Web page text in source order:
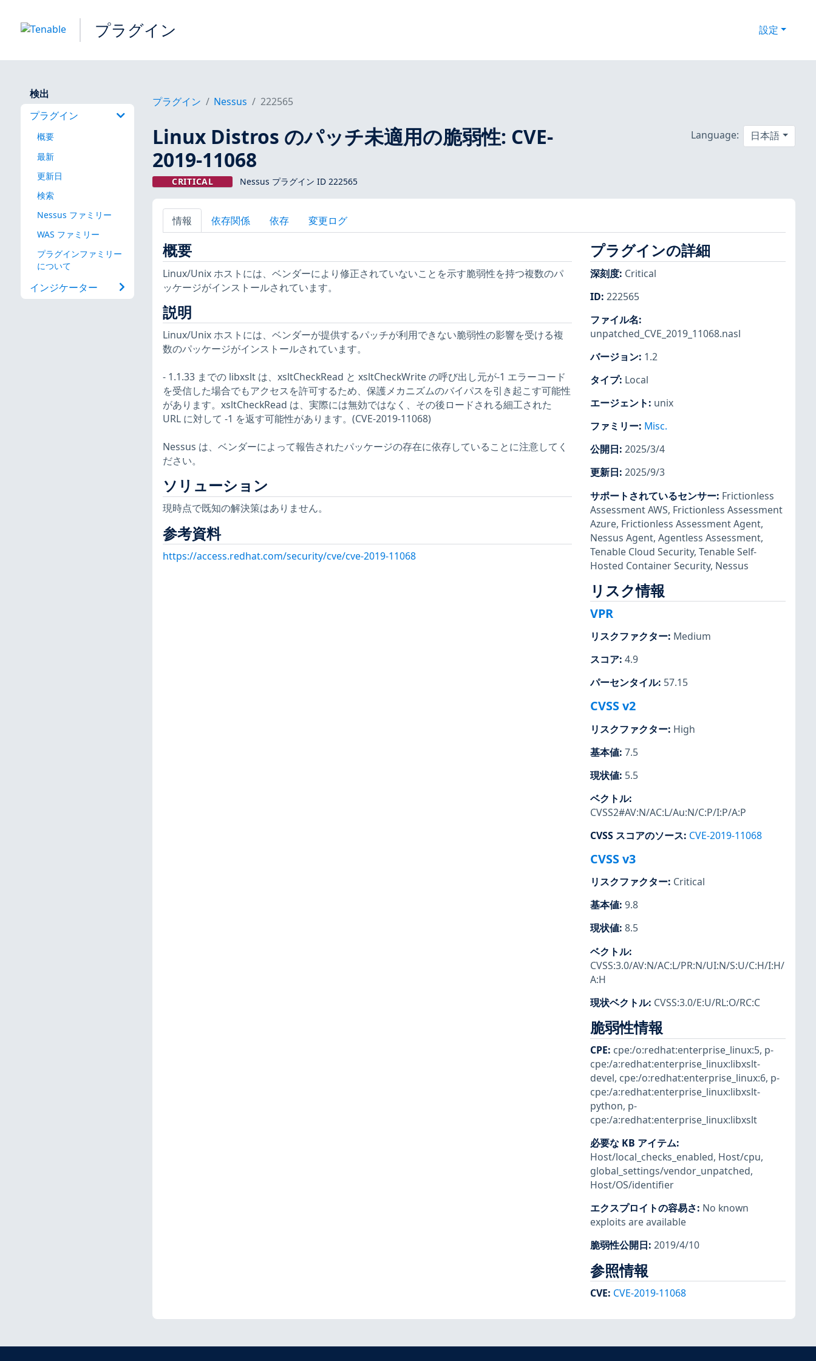
プラグイン 設定
検出
プラグイン
概要
最新
更新日
検索
Nessus ファミリー
WAS ファミリー
プラグインファミリー
について
インジケーター
プラグイン Nessus 222565
Linux Distros のパッチ未適用の脆弱性: CVE-
2019-11068
CRITICAL Nessus プラグイン ID 222565
Language: 日本語
情報 依存関係 依存 変更ログ
概要
Linux/Unix ホストには、ベンダーにより修正されていないことを示す脆弱性を持つ複数のパ
ッケージがインストールされています。
説明
Linux/Unix ホストには、ベンダーが提供するパッチが利用できない脆弱性の影響を受ける複
数のパッケージがインストールされています。
- 1.1.33 までの libxslt は、xsltCheckRead と xsltCheckWrite の呼び出し元が-1 エラーコード
を受信した場合でもアクセスを許可するため、保護メカニズムのバイパスを引き起こす可能性
があります。xsltCheckRead は、実際には無効ではなく、その後ロードされる細工された
URL に対して -1 を返す可能性があります。(CVE-2019-11068)
Nessus は、ベンダーによって報告されたパッケージの存在に依存していることに注意してく
ださい。
ソリューション
現時点で既知の解決策はありません。
参考資料
https://access.redhat.com/security/cve/cve-2019-11068
プラグインの詳細
深刻度: Critical
ID: 222565
ファイル名:
unpatched_CVE_2019_11068.nasl
バージョン: 1.2
タイプ: Local
エージェント: unix
ファミリー: Misc.
公開日: 2025/3/4
更新日: 2025/9/3
サポートされているセンサー: Frictionless
Assessment AWS, Frictionless Assessment
Azure, Frictionless Assessment Agent,
Nessus Agent, Agentless Assessment,
Tenable Cloud Security, Tenable Self-
Hosted Container Security, Nessus
リスク情報
VPR
リスクファクター: Medium
スコア: 4.9
パーセンタイル: 57.15
CVSS v2
リスクファクター: High
基本値: 7.5
現状値: 5.5
ベクトル:
CVSS2#AV:N/AC:L/Au:N/C:P/I:P/A:P
CVSS スコアのソース: CVE-2019-11068
CVSS v3
リスクファクター: Critical
基本値: 9.8
現状値: 8.5
ベクトル:
CVSS:3.0/AV:N/AC:L/PR:N/UI:N/S:U/C:H/I:H/
A:H
現状ベクトル: CVSS:3.0/E:U/RL:O/RC:C
脆弱性情報
CPE: cpe:/o:redhat:enterprise_linux:5, p-
cpe:/a:redhat:enterprise_linux:libxslt-
devel, cpe:/o:redhat:enterprise_linux:6, p-
cpe:/a:redhat:enterprise_linux:libxslt-
python, p-
cpe:/a:redhat:enterprise_linux:libxslt
必要な KB アイテム:
Host/local_checks_enabled, Host/cpu,
global_settings/vendor_unpatched,
Host/OS/identifier
エクスプロイトの容易さ: No known
exploits are available
脆弱性公開日: 2019/4/10
参照情報
CVE: CVE-2019-11068